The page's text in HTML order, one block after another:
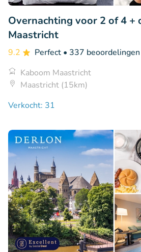
Overnachting voor 2 of 4
Maastricht
9.2 Perfect • 337 beoordelingen
Kaboom Maastricht
Maastricht (15km)
Verkocht: 31